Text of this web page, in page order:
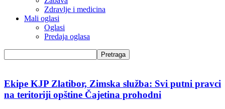
Zdravlje i medicina
Mali oglasi
Oglasi
Predaja oglasa
Ekipe KJP Zlatibor, Zimska služba: Svi putni pravci
na teritoriji opštine Čajetina prohodni